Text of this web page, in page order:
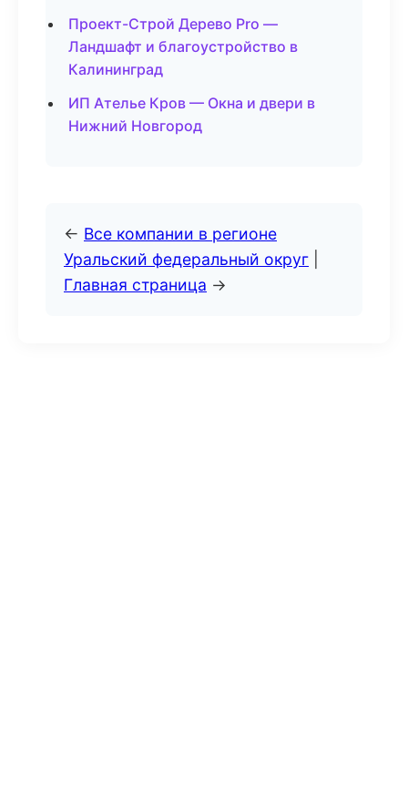
Проект-Строй Дерево Pro —
Ландшафт и благоустройство в
Калининград
ИП Ателье Кров — Окна и двери в
Нижний Новгород
← Все компании в регионе
Уральский федеральный округ
Главная страница →